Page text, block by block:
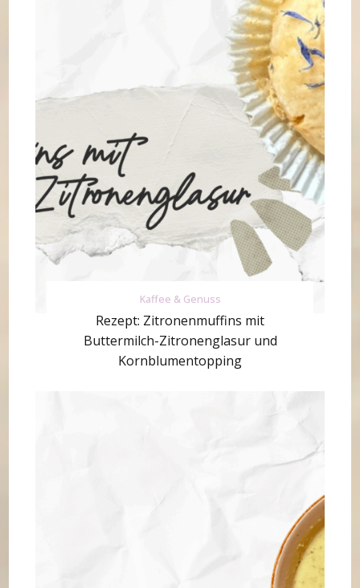
Kaffee & Genuss
Rezept: Zitronenmuffins mit
Buttermilch-Zitronenglasur und
Kornblumentopping